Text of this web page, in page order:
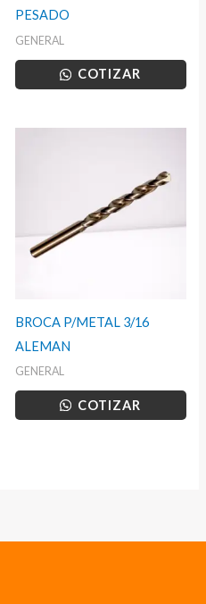
PESADO
GENERAL
COTIZAR
BROCA P/METAL 3/16
ALEMAN
GENERAL
COTIZAR